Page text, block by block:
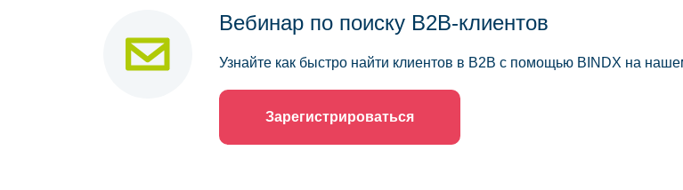
Вебинар по поиску B2B-клиентов
Узнайте как быстро найти клиентов в B2B с помощью BINDX на
Зарегистрироваться